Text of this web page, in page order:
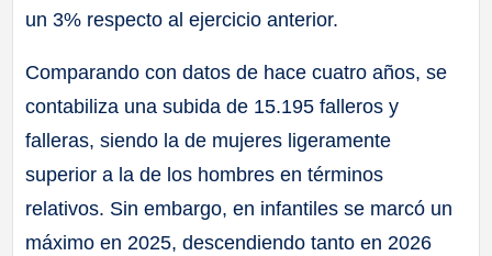
un 3% respecto al ejercicio anterior.
Comparando con datos de hace cuatro años, se
contabiliza una subida de 15.195 falleros y
falleras, siendo la de mujeres ligeramente
superior a la de los hombres en términos
relativos. Sin embargo, en infantiles se marcó un
máximo en 2025, descendiendo tanto en 2026